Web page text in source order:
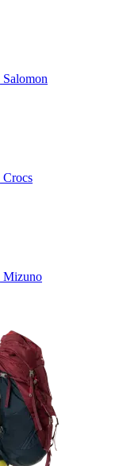
Salomon
Crocs
Mizuno